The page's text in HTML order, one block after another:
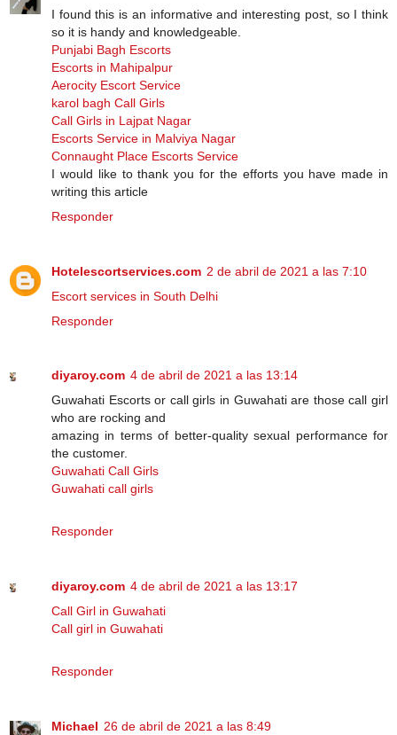
I found this is an informative and interesting post, so I think
so it is handy and knowledgeable.
Punjabi Bagh Escorts
Escorts in Mahipalpur
Aerocity Escort Service
karol bagh Call Girls
Call Girls in Lajpat Nagar
Escorts Service in Malviya Nagar
Connaught Place Escorts Service
I would like to thank you for the efforts you have made in
writing this article
Responder
Hotelescortservices.com 2 de abril de 2021 a las 7:10
Escort services in South Delhi
Responder
diyaroy.com 4 de abril de 2021 a las 13:14
Guwahati Escorts or call girls in Guwahati are those call girl
who are rocking and
amazing in terms of better-quality sexual performance for
the customer.
Guwahati Call Girls
Guwahati call girls
Responder
diyaroy.com 4 de abril de 2021 a las 13:17
Call Girl in Guwahati
Call girl in Guwahati
Responder
Michael 26 de abril de 2021 a las 8:49